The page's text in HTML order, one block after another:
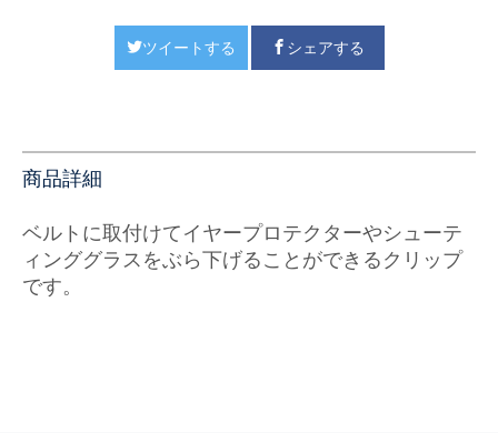
ツイートする シェアする
商品詳細
ベルトに取付けてイヤープロテクターやシューテ
ィンググラスをぶら下げることができるクリップ
です。